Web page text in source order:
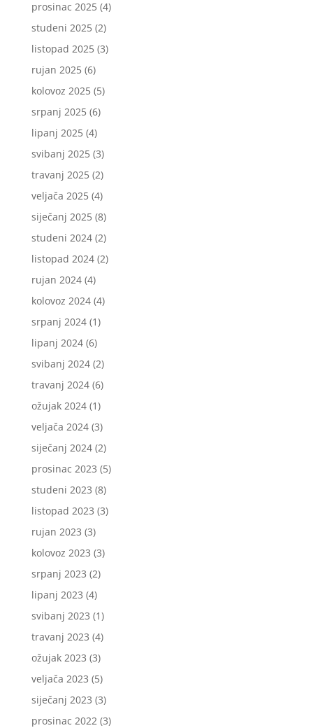
prosinac 2025(4)
studeni 2025(2)
listopad 2025(3)
rujan 2025(6)
kolovoz 2025(5)
srpanj 2025(6)
lipanj 2025(4)
svibanj 2025(3)
travanj 2025(2)
veljača 2025(4)
siječanj 2025(8)
studeni 2024(2)
listopad 2024(2)
rujan 2024(4)
kolovoz 2024(4)
srpanj 2024(1)
lipanj 2024(6)
svibanj 2024(2)
travanj 2024(6)
ožujak 2024(1)
veljača 2024(3)
siječanj 2024(2)
prosinac 2023 (5)
studeni 2023 (8)
listopad 2023 (3)
rujan 2023 (3)
kolovoz 2023 (3)
srpanj 2023 (2)
lipanj 2023 (4)
svibanj 2023 (1)
travanj 2023 (4)
ožujak 2023 (3)
veljača 2023 (5)
siječanj 2023 (3)
prosinac 2022(3)